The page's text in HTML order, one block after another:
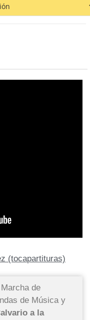
(tocapartituras)
de
de Música y
a la